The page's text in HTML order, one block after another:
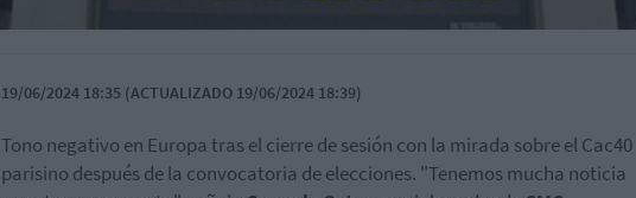
19/06/2024 18:35 (ACTUALIZADO 19/06/2024 18:39)
Tono negativo en Europa tras el cierre de sesión con la mirada sobre el Cac40
parisino después de la convocatoria de elecciones. "Tenemos mucha noticia